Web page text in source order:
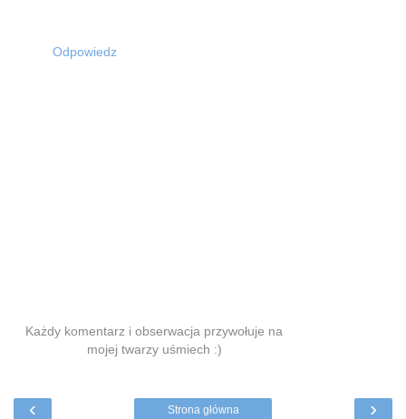
Odpowiedz
Każdy komentarz i obserwacja przywołuje na
mojej twarzy uśmiech :)
‹ ›
Strona główna